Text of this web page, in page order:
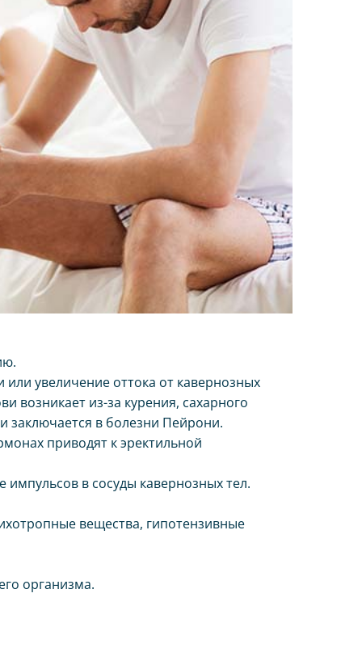
увеличение оттока от кавернозных
возникает из-за курения, сахарного
заключается в болезни Пейрони.
приводят к эректильной
в сосуды кавернозных тел.
вещества, гипотензивные
организма.